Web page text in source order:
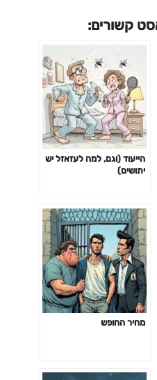
קשורים:
הייעוד (וגם, למה לעזאזל יש
יתושים)
מחיר החופש